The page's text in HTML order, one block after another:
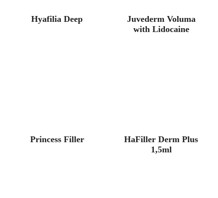
Hyafilia Deep
Juvederm Voluma
with Lidocaine
Princess Filler
HaFiller Derm Plus
1,5ml